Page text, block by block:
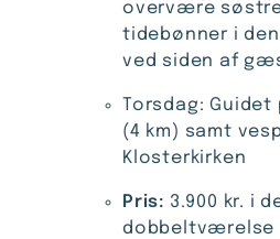
overvære
tidebønner i
ved siden af
Torsdag:
(4 km) samt
Klosterkirken
Pris: 3.900 kr. i
dobbeltværelse